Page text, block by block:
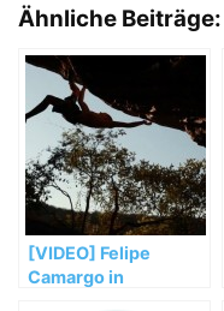
Ähnliche Beiträge:
[VIDEO] Felipe
Camargo in